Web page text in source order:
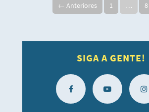
← Anteriores 1 … 8
SIGA A GENTE!